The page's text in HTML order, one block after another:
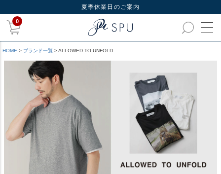
夏季休業日のご案内
0
HOME ブランド一覧 ALLOWED TO UNFOLD